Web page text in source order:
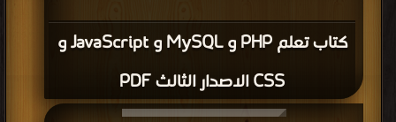
كتاب تعلم PHP و MySQL و JavaScript و
CSS الاصدار الثالث PDF